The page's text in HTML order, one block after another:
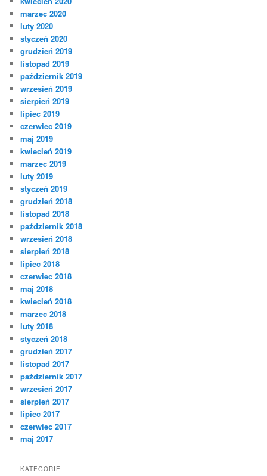
marzec 2020
luty 2020
styczeń 2020
grudzień 2019
listopad 2019
październik 2019
wrzesień 2019
sierpień 2019
lipiec 2019
czerwiec 2019
maj 2019
kwiecień 2019
marzec 2019
luty 2019
styczeń 2019
grudzień 2018
listopad 2018
październik 2018
wrzesień 2018
sierpień 2018
lipiec 2018
czerwiec 2018
maj 2018
kwiecień 2018
marzec 2018
luty 2018
styczeń 2018
grudzień 2017
listopad 2017
październik 2017
wrzesień 2017
sierpień 2017
lipiec 2017
czerwiec 2017
maj 2017
KATEGORIE